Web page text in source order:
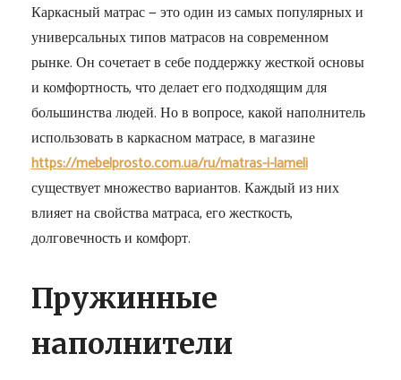
Каркасный матрас — это один из самых популярных и
универсальных типов матрасов на современном
рынке. Он сочетает в себе поддержку жесткой основы
и комфортность, что делает его подходящим для
большинства людей. Но в вопросе, какой наполнитель
использовать в каркасном матрасе, в магазине
https://mebelprosto.com.ua/ru/matras-i-lameli
существует множество вариантов. Каждый из них
влияет на свойства матраса, его жесткость,
долговечность и комфорт.
Пружинные
наполнители